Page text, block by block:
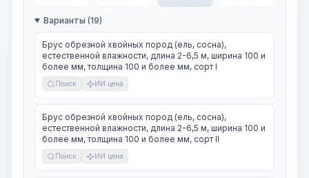
Варианты (19)
Брус обрезной хвойных пород (ель, сосна),
естественной влажности, длина 2-6,5 м, ширина 100 и
более мм, толщина 100 и более мм, сорт I
Поиск ИИ цена
Брус обрезной хвойных пород (ель, сосна),
естественной влажности, длина 2-6,5 м, ширина 100 и
более мм, толщина 100 и более мм, сорт II
Поиск ИИ цена